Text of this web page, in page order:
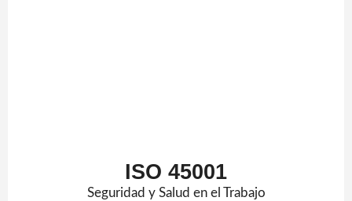
ISO 45001
Seguridad y Salud en el Trabajo